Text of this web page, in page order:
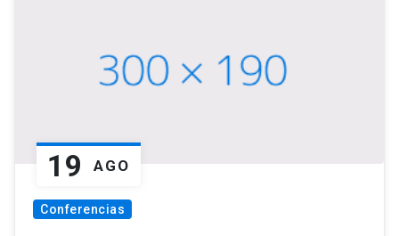
19 AGO
Conferencias